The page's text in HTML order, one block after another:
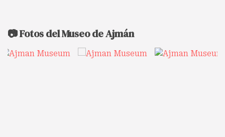
📷 Fotos del Museo de Ajmán